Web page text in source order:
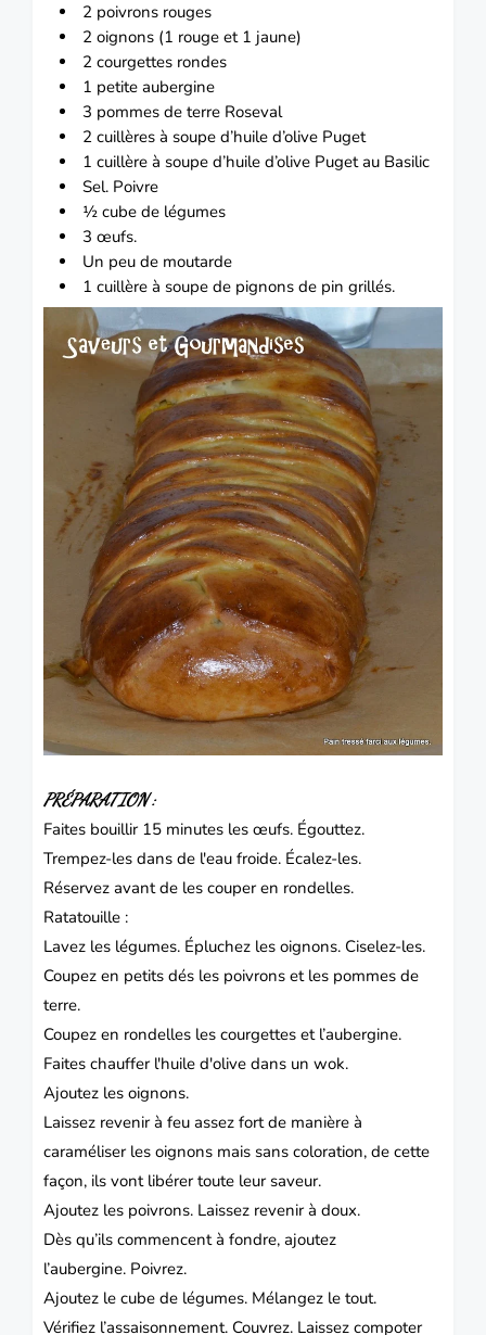
2 poivrons rouges
2 oignons (1 rouge et 1 jaune)
2 courgettes rondes
1 petite aubergine
3 pommes de terre Roseval
2 cuillères à soupe d’huile d’olive Puget
1 cuillère à soupe d’huile d’olive Puget au Basilic
Sel. Poivre
½ cube de légumes
3 œufs.
Un peu de moutarde
1 cuillère à soupe de pignons de pin grillés.
PRÉPARATION :
Faites bouillir 15 minutes les œufs. Égouttez.
Trempez-les dans de l'eau froide. Écalez-les.
Réservez avant de les couper en rondelles.
Ratatouille :
Lavez les légumes. Épluchez les oignons. Ciselez-les.
Coupez en petits dés les poivrons et les pommes de
terre.
Coupez en rondelles les courgettes et l’aubergine.
Faites chauffer l'huile d'olive dans un wok.
Ajoutez les oignons.
Laissez revenir à feu assez fort de manière à
caraméliser les oignons mais sans coloration, de cette
façon, ils vont libérer toute leur saveur.
Ajoutez les poivrons. Laissez revenir à doux.
Dès qu’ils commencent à fondre, ajoutez
l’aubergine. Poivrez.
Ajoutez le cube de légumes. Mélangez le tout.
Vérifiez l’assaisonnement. Couvrez. Laissez compoter